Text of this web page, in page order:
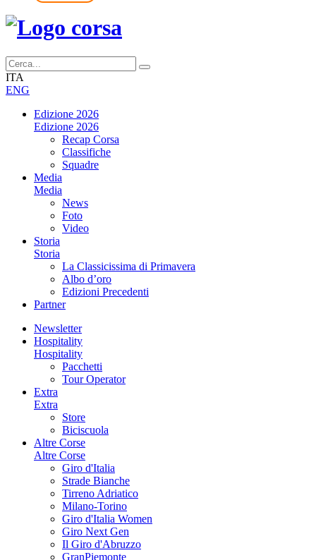
ITA
ENG
Edizione 2026
Edizione 2026
Recap Corsa
Classifiche
Squadre
Media
Media
News
Foto
Video
Storia
Storia
La Classicissima di Primavera
Albo d’oro
Edizioni Precedenti
Partner
Newsletter
Hospitality
Hospitality
Pacchetti
Tour Operator
Extra
Extra
Store
Biciscuola
Altre Corse
Altre Corse
Giro d'Italia
Strade Bianche
Tirreno Adriatico
Milano-Torino
Giro d'Italia Women
Giro Next Gen
Il Giro d'Abruzzo
GranPiemonte